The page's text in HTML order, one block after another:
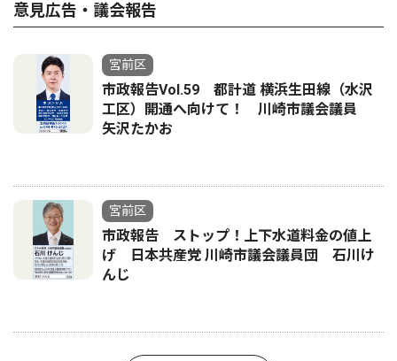
意見広告・議会報告
宮前区
市政報告Vol.59 都計道 横浜生田線（水沢
工区）開通へ向けて！ 川崎市議会議員
矢沢たかお
宮前区
市政報告 ストップ！上下水道料金の値上
げ 日本共産党 川崎市議会議員団 石川け
んじ